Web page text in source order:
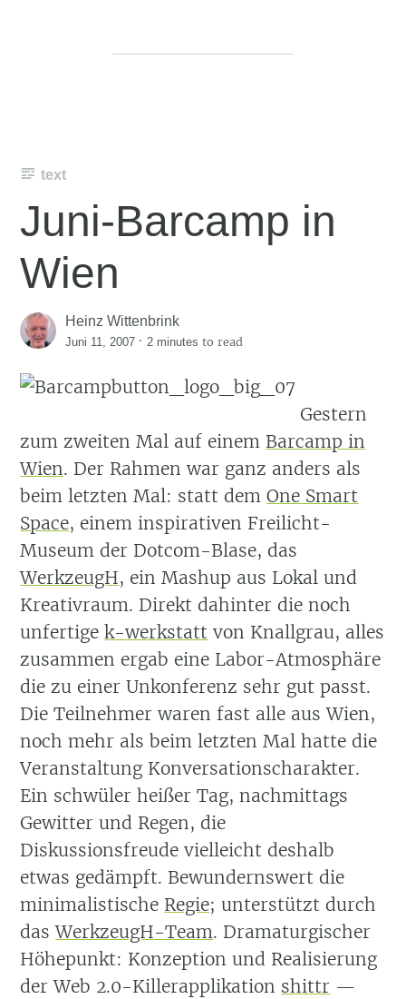
text
Juni-Barcamp in
Wien
Heinz Wittenbrink
Juni 11, 2007 ·2 minutes to read
Gestern
zum zweiten Mal auf einem Barcamp in
Wien. Der Rahmen war ganz anders als
beim letzten Mal: statt demOne Smart
Space, einem inspirativen Freilicht-
Museum der Dotcom-Blase, das
WerkzeugH, ein Mashup aus Lokal und
Kreativraum. Direkt dahinter die noch
unfertigek-werkstatt von Knallgrau, alles
zusammen ergab eine Labor-Atmosphäre
die zu einer Unkonferenz sehr gut passt.
Die Teilnehmer waren fast alle aus Wien,
noch mehr als beim letzten Mal hatte die
Veranstaltung Konversationscharakter.
Ein schwüler heißer Tag, nachmittags
Gewitter und Regen, die
Diskussionsfreude vielleicht deshalb
etwas gedämpft. Bewundernswert die
minimalistische Regie; unterstützt durch
dasWerkzeugH-Team. Dramaturgischer
Höhepunkt: Konzeption und Realisierung
der Web 2.0-Killerapplikation shittr —